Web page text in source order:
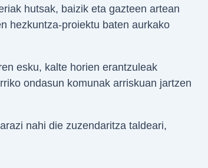
hutsak, baizik eta gazteen artean
hezkuntza-proiektu baten aurkako
esku, kalte horien erantzuleak
ondasun komunak arriskuan jartzen
nahi die zuzendaritza taldeari,